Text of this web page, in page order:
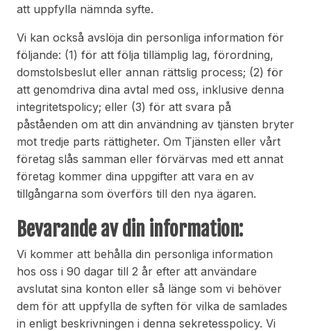
att uppfylla nämnda syfte.
Vi kan också avslöja din personliga information för
följande: (1) för att följa tillämplig lag, förordning,
domstolsbeslut eller annan rättslig process; (2) för
att genomdriva dina avtal med oss, inklusive denna
integritetspolicy; eller (3) för att svara på
påståenden om att din användning av tjänsten bryter
mot tredje parts rättigheter. Om Tjänsten eller vårt
företag slås samman eller förvärvas med ett annat
företag kommer dina uppgifter att vara en av
tillgångarna som överförs till den nya ägaren.
Bevarande av din information:
Vi kommer att behålla din personliga information
hos oss i 90 dagar till 2 år efter att användare
avslutat sina konton eller så länge som vi behöver
dem för att uppfylla de syften för vilka de samlades
in enligt beskrivningen i denna sekretesspolicy. Vi